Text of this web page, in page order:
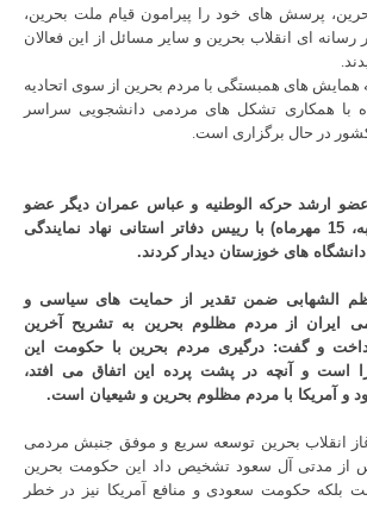
پرسش های خود را پیرامون قیام ملت بحرین،
ای انقلاب بحرین و سایر مسائل از این فعالان
همایش های همبستگی با مردم بحرین از سوی اتحادیه
با همکاری تشکل های مردمی دانشجویی سراسر
در حال برگزاری است.
ارشد حرکه الوطنیه و عباس عمران دیگر عضو
این تشکل امروز (شنبه، 15 مهرماه) با رییس دفاتر استانی نهاد نمایندگی
های خوزستان دیدار کردند.
الشهابی ضمن تقدیر از حمایت های سیاسی و
ایران از مردم مظلوم بحرین به تشریح آخرین
و گفت: درگیری مردم بحرین با حکومت این
است و آنچه در پشت پرده این اتفاق می افتد،
و آمریکا با مردم مظلوم بحرین و شیعیان است.
انقلاب بحرین توسعه سریع و موفق جنبش مردمی
از مدتی آل سعود تشخیص داد این حکومت بحرین
حکومت سعودی و منافع آمریکا نیز در خطر